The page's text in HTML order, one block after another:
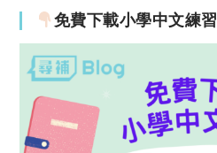
免費下載小學中文練習